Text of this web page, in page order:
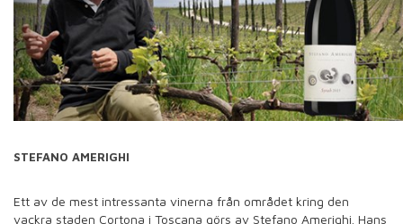
STEFANO AMERIGHI
Ett av de mest intressanta vinerna från området kring den
vackra staden Cortona i Toscana görs av Stefano Amerighi. Hans